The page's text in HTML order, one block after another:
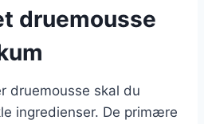
druemousse
druemousse skal du
ingredienser. De primære